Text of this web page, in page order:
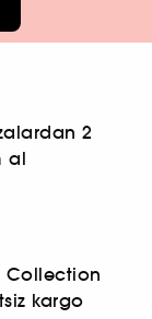
2
al
Collection
kargo